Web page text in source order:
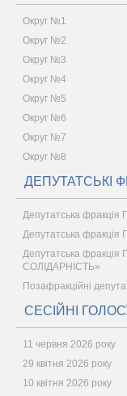
Округ №1
Округ №2
Округ №3
Округ №4
Округ №5
Округ №6
Округ №7
Округ №8
ДЕПУТАТСЬКІ
Депутатська
Депутатська
Депутатська
СОЛІДАРНІСТЬ»
Позафракційні
СЕСІЙНІ
11 червня 2026 року
29 квітня 2026 року
10 квітня 2026 року